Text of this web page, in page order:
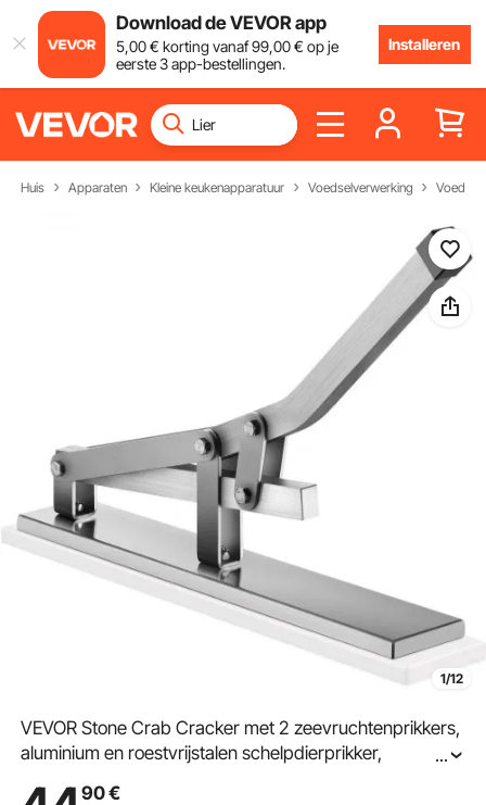
Download de VEVOR app
5,00€ korting vanaf99,00€ op je
eerste 3 app-bestellingen.
Installeren
Huis Apparaten Kleine keukenapparatuur Voedselverwerking
1/12
VEVOR Stone Crab Cracker met 2 zeevruchtenprikkers,
aluminium en roestvrijstalen schelpdierprikker,
...
90€